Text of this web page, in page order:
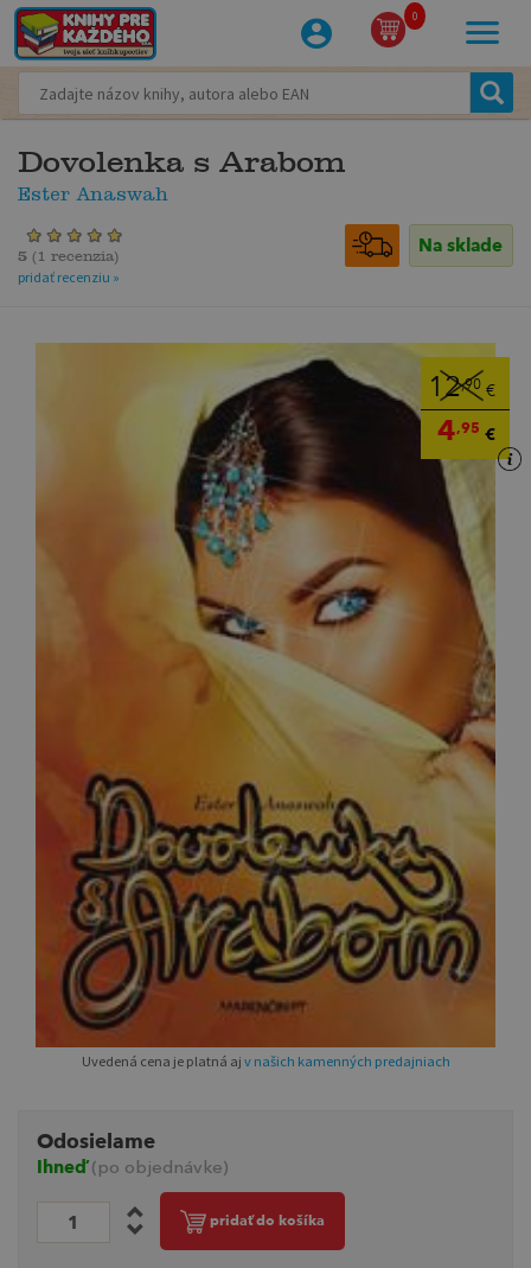
0
Dovolenka s Arabom
Ester Anaswah
Na sklade
5 ( 1 recenzia)
pridať recenziu »
12,90 €
4,95 €
Uvedená cena je platná aj v našich kamenných predajniach
Odosielame
Ihneď(po objednávke)
pridať do košíka